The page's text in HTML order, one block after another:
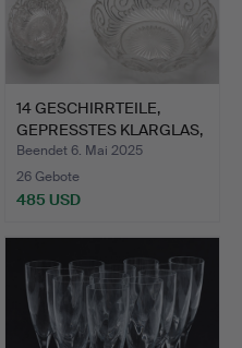
14 GESCHIRRTEILE,
GEPRESSTES KLARGLAS,
180…
Beendet 6. Mai 2025
26 Gebote
485 USD